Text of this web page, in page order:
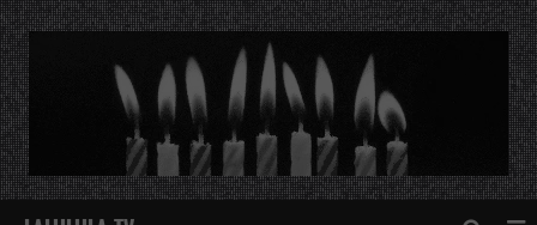
¿QUÉ ES ESTO?